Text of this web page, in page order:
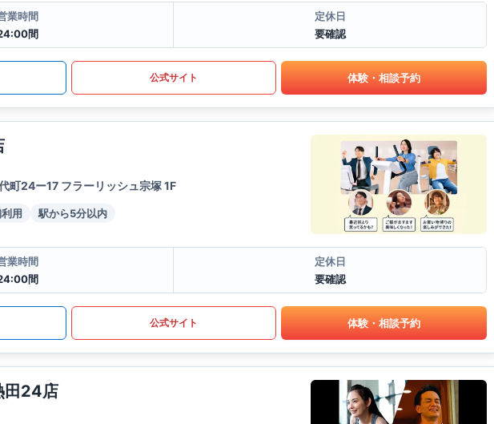
業時間
間
定休日
要確認
公式サイト 体験・相談予約
町24ー17 フラーリッシュ宗塚 1F
用 駅から5分以内
業時間
間
定休日
要確認
公式サイト 体験・相談予約
田24店